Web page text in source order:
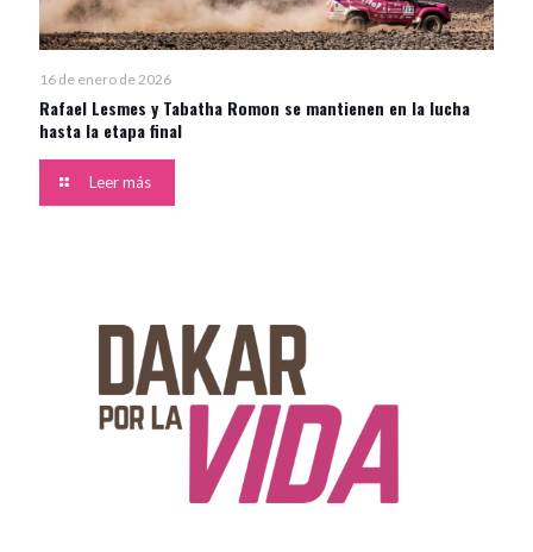
16 de enero de 2026
Rafael Lesmes y Tabatha Romon se mantienen en la lucha
hasta la etapa final
Leer más